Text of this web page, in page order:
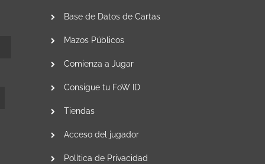
Base de Datos de Cartas
Mazos Públicos
Comienza a Jugar
Consigue tu FoW ID
Tiendas
Acceso del jugador
Política de Privacidad